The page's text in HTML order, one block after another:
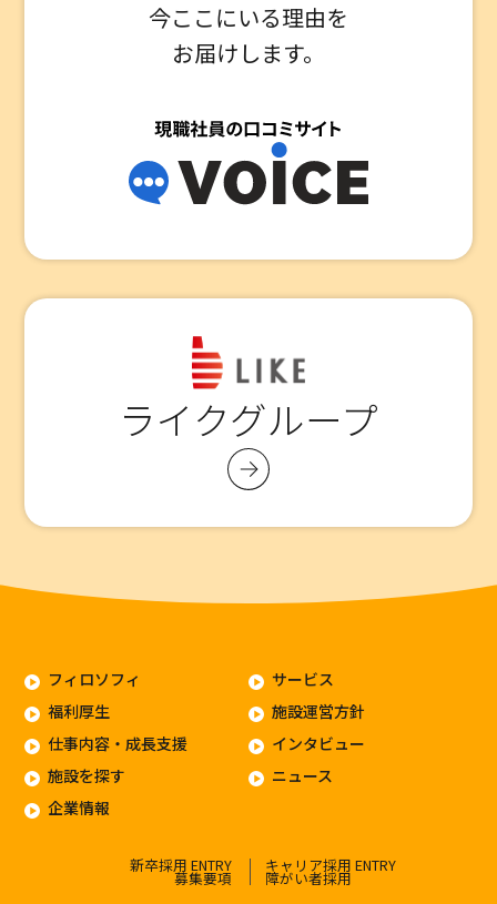
今ここにいる理由を
お届けします。
ライクグループ
フィロソフィ
サービス
福利厚生
施設運営方針
仕事内容・成長支援
インタビュー
施設を探す
ニュース
企業情報
新卒採用 ENTRY キャリア採用 ENTRY
募集要項 障がい者採用